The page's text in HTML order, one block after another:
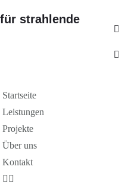
strahlende
Startseite
Leistungen
Projekte
Über uns
Kontakt